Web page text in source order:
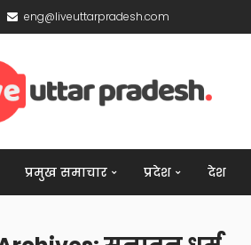
eng@liveuttarpradesh.com
प्रमुख समाचार प्रदेश देश